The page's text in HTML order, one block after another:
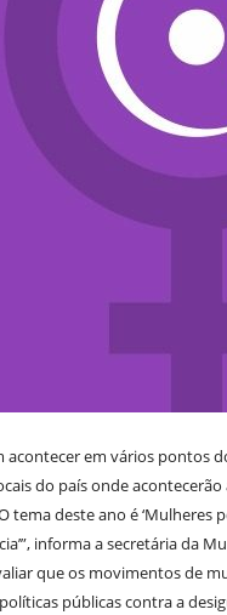
acontecer em vários pontos
do país onde
tema deste ano é ‘Mulheres
informa a secretária da
que os movimentos de
públicas contra a